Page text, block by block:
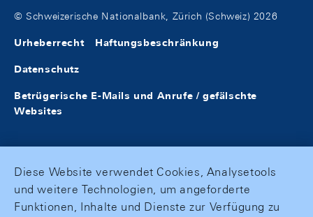
© Schweizerische Nationalbank, Zürich (Schweiz) 2026
Urheberrecht Haftungsbeschränkung
Datenschutz
Betrügerische E-Mails und Anrufe / gefälschte
Websites
Diese Website verwendet Cookies, Analysetools
und weitere Technologien, um angeforderte
Funktionen, Inhalte und Dienste zur Verfügung zu